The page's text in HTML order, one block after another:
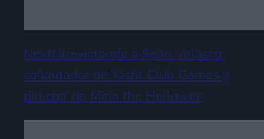
NextNtrevistando a Sean Velasco,
cofundador de Yacht Club Games y
director de Mina the Hollower